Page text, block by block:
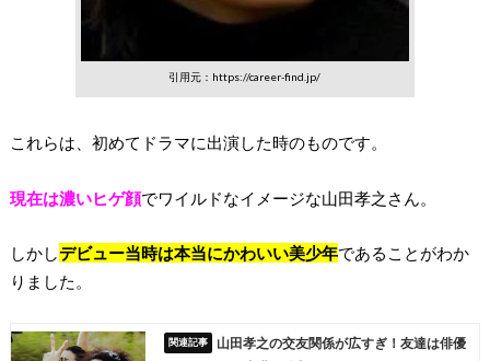
引用元：https://career-find.jp/
これらは、初めてドラマに出演した時のものです。
現在は濃いヒゲ顔でワイルドなイメージな山田孝之さん。
しかしデビュー当時は本当にかわいい美少年であることがわか
りました。
山田孝之の交友関係が広すぎ！友達は俳優